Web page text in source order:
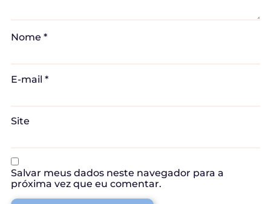
Nome *
E-mail *
Site
Salvar meus dados neste navegador para a
próxima vez que eu comentar.